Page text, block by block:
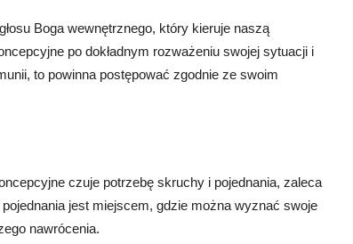
Boga wewnętrznego, który kieruje naszą
po dokładnym rozważeniu swojej sytuacji i
to powinna postępować zgodnie ze swoim
czuje potrzebę skruchy i pojednania, zaleca
jest miejscem, gdzie można wyznać swoje
nawrócenia.